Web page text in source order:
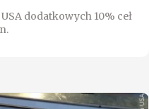
dodatkowych 10% ceł